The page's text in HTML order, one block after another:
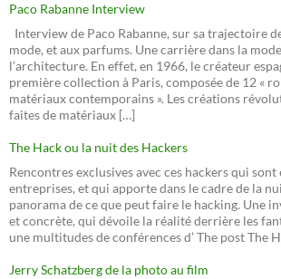
Paco Rabanne Interview
Interview de Paco Rabanne, sur sa trajectoire
mode, et aux parfums. Une carrière dans la
l’architecture. En effet, en 1966, le créateur
première collection à Paris, composée de 12 «
matériaux contemporains ». Les créations
faites de matériaux […]
The Hack ou la nuit des Hackers
Rencontres exclusives avec ces hackers qui
entreprises, et qui apporte dans le cadre de la
panorama de ce que peut faire le hacking. Une
et concrète, qui dévoile la réalité derrière les
une multitudes de conférences d’ The post The
Jerry Schatzberg de la photo au film